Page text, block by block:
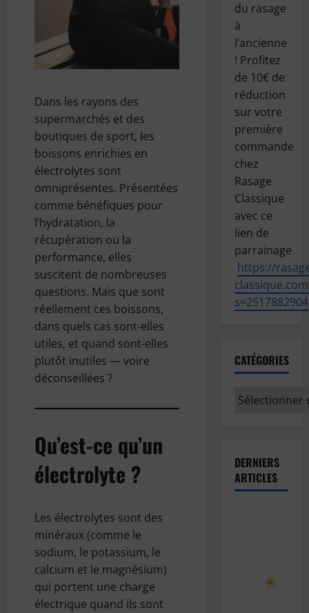
Dans les rayons des
supermarchés et des
boutiques de sport, les
boissons enrichies en
électrolytes sont
omniprésentes. Présentées
comme bénéfiques pour
l’hydratation, la
récupération ou la
performance, elles
suscitent de nombreuses
questions. Mais que sont
réellement ces boissons,
dans quels cas sont-elles
utiles, et quand sont-elles
plutôt inutiles — voire
déconseillées ?
Qu’est-ce qu’un
électrolyte ?
Les électrolytes sont des
minéraux (comme le
sodium, le potassium, le
calcium et le magnésium)
qui portent une charge
électrique quand ils sont
du rasage
à
l’ancienne
! Profitez
de 10€ de
réduction
sur votre
première
commande
chez
Rasage
Classique
avec ce
lien de
parrainage
https://
s=2517882904
CATÉGORIES
Catégories
DERNIERS
ARTICLES